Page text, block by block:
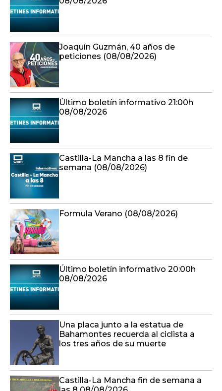
Joaquín Guzmán, 40 años de
peticiones (08/08/2026)
Último boletín informativo 21:00h
08/08/2026
Castilla-La Mancha a las 8 fin de
semana (08/08/2026)
Formula Verano (08/08/2026)
Último boletín informativo 20:00h
08/08/2026
Una placa junto a la estatua de
Bahamontes recuerda al ciclista a
los tres años de su muerte
Castilla-La Mancha fin de semana a